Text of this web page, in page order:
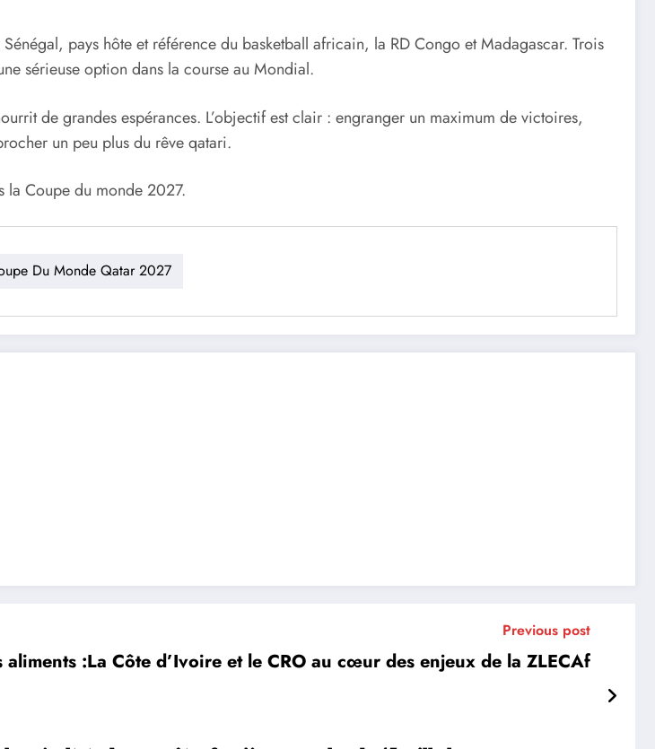
pays hôte et référence du basketball africain, la RD Congo et Madagascar. Trois
sérieuse option dans la course au Mondial.
de grandes espérances. L’objectif est clair : engranger un maximum de victoires,
un peu plus du rêve qatari.
la Coupe du monde 2027.
Du Monde Qatar 2027
Previous post
:La Côte d’Ivoire et le CRO au cœur des enjeux de la ZLECAf